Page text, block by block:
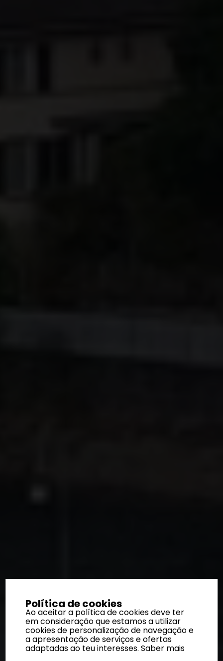
Política de cookies
Ao aceitar a política de cookies deve ter
em consideração que estamos a utilizar
cookies de personalização de navegação e
a apresentação de serviços e ofertas
adaptadas ao teu interesses.Saber mais